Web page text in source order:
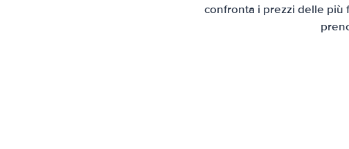
confronta i prezzi delle più